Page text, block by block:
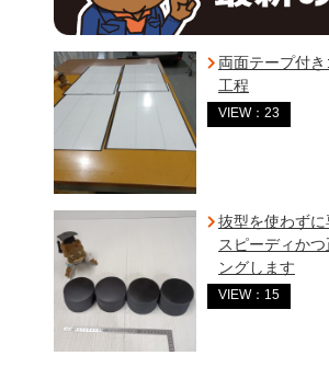
両面テープ付
工程
VIEW：23
抜型を使わず
スピーディか
ングします
VIEW：15